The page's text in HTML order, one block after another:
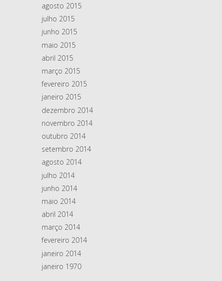
agosto 2015
julho 2015
junho 2015
maio 2015
abril 2015
março 2015
fevereiro 2015
janeiro 2015
dezembro 2014
novembro 2014
outubro 2014
setembro 2014
agosto 2014
julho 2014
junho 2014
maio 2014
abril 2014
março 2014
fevereiro 2014
janeiro 2014
janeiro 1970